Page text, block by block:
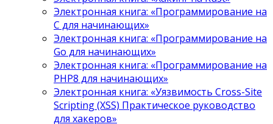
Электронная книга: «Программирование на
C для начинающих»
Электронная книга: «Программирование на
Go для начинающих»
Электронная книга: «Программирование на
PHP8 для начинающих»
Электронная книга: «Уязвимость Cross-Site
Scripting (XSS) Практическое руководство
для хакеров»